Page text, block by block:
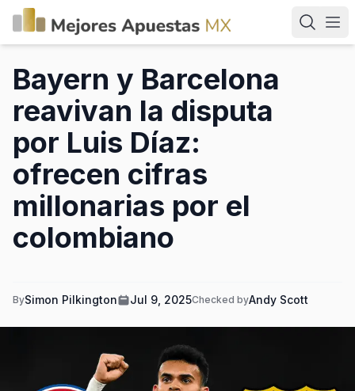
Bayern y Barcelona
reavivan la disputa
por Luis Díaz:
ofrecen cifras
millonarias por el
colombiano
BySimon Pilkington Jul 9, 2025Checked byAndy Scott